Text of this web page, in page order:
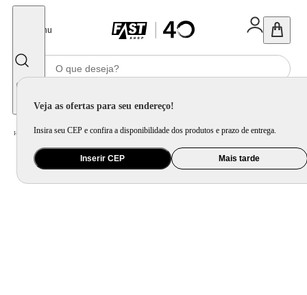
Menu
Veja as ofertas para seu endereço!
Insira seu CEP e confira a disponibilidade dos produtos e prazo de entrega.
Inserir CEP Mais tarde
Home Mercado / Alimento / Antepasto e Aperitivo